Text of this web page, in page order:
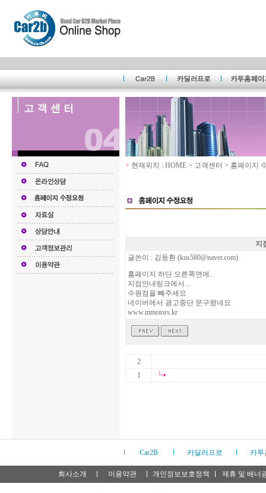
+ 현재위치 : HOME > 고객센터 > 홈페이지
지
글쓴이 : 김동환 (kus580@naver.com)
홈페이지 하단 오른쪽면에..
지점안내링크에서...
수원점을 빼주세요
네이버에서 광고중단 문구왔네요
www.mmotors.kr
2
1
Car2B 카딜러프로 카투
회사소개 이용약관 개인정보보호정책 제휴 및 배너